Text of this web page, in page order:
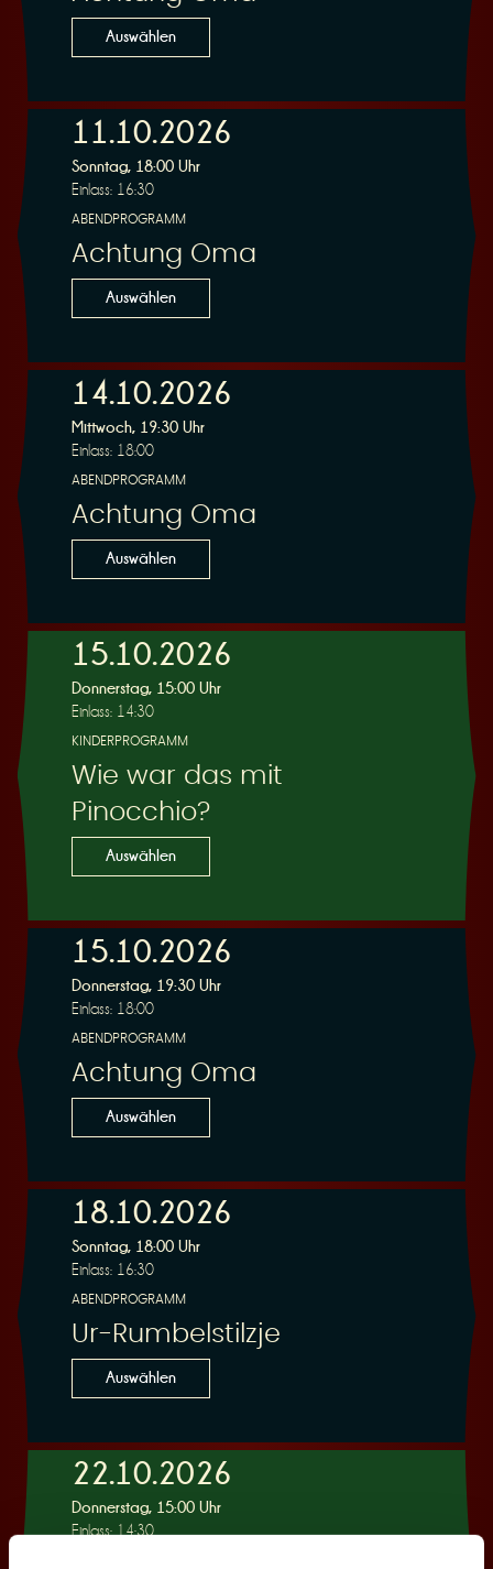
n
g
Auswählen
11.10.2026
Sonntag, 18:00 Uhr
Einlass: 16:30
ABENDPROGRAMM
Achtung Oma
Auswählen
14.10.2026
Mittwoch, 19:30 Uhr
Einlass: 18:00
ABENDPROGRAMM
Achtung Oma
Auswählen
15.10.2026
Donnerstag, 15:00 Uhr
Einlass: 14:30
KINDERPROGRAMM
Wie war das mit
Pinocchio?
Auswählen
15.10.2026
Donnerstag, 19:30 Uhr
Einlass: 18:00
ABENDPROGRAMM
Achtung Oma
Auswählen
18.10.2026
Sonntag, 18:00 Uhr
Einlass: 16:30
ABENDPROGRAMM
Ur-Rumbelstilzje
Auswählen
22.10.2026
Donnerstag, 15:00 Uhr
Einlass: 14:30